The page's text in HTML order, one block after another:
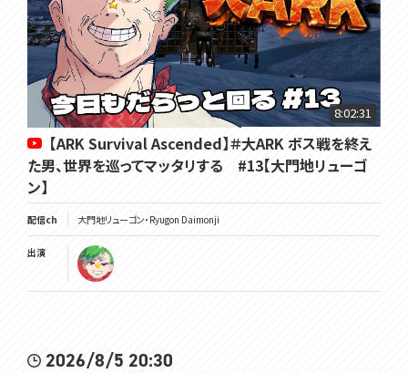
8:02:31
【ARK Survival Ascended】＃大ARK ボス戦を終え
た男、世界を巡ってマッタリする #13【大門地リューゴ
ン】
配信ch 大門地リューゴン・Ryugon Daimonji
出演
2026/8/5 20:30